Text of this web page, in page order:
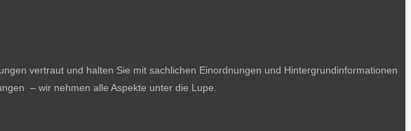
vertraut und halten Sie mit sachlichen Einordnungen und Hintergrundinformationen
– wir nehmen alle Aspekte unter die Lupe.